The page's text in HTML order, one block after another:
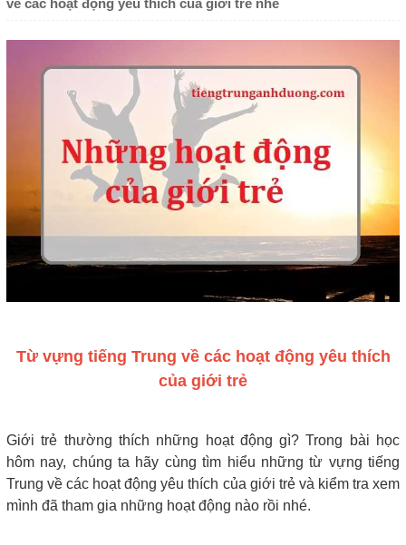
về các hoạt động yêu thích của giới trẻ nhé
Từ vựng tiếng Trung về các hoạt động yêu thích
của giới trẻ
Giới trẻ thường thích những hoạt động gì? Trong bài học
hôm nay, chúng ta hãy cùng tìm hiểu những từ vựng tiếng
Trung về các hoạt động yêu thích của giới trẻ và kiểm tra xem
mình đã tham gia những hoạt động nào rồi nhé.